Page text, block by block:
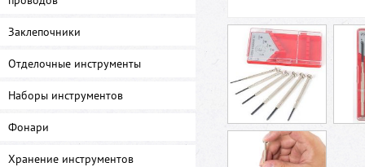
Заклепочники
Отделочные инструменты
Наборы инструментов
Фонари
Хранение инструментов